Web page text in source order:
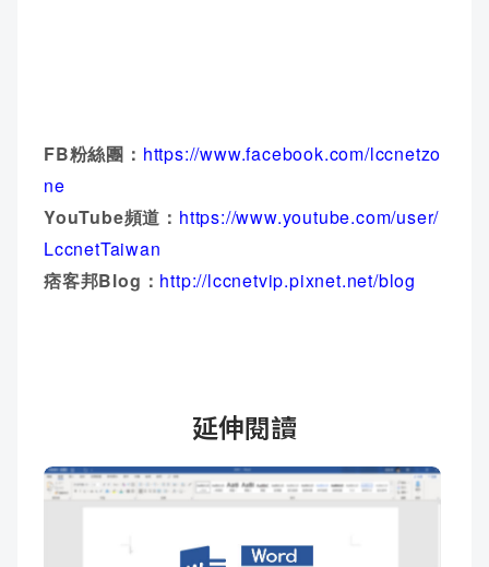
FB粉絲團： https://www.facebook.com/lccnetzo
ne
YouTube頻道： https://www.youtube.com/user/
LccnetTaiwan
痞客邦Blog： http://lccnetvip.pixnet.net/blog
延伸閱讀